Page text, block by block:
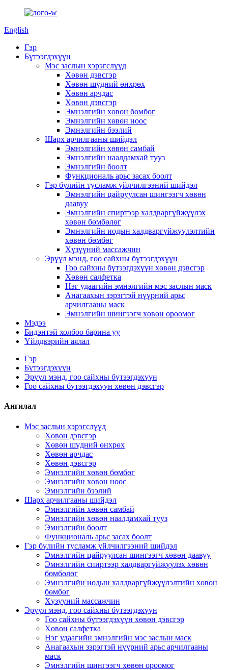
English
Гэр
Бүтээгдэхүүн
Мэс заслын хэрэгслүүд
Хөвөн дэвсгэр
Хөвөн шүдний өнхрөх
Хөвөн арчдас
Хөвөн дэвсгэр
Эмнэлгийн хөвөн бөмбөг
Эмнэлгийн хөвөн ноос
Эмнэлгийн бээлий
Шарх арчилгааны шийдэл
Эмнэлгийн хөвөн самбай
Эмнэлгийн наалдамхай тууз
Эмнэлгийн боолт
Функциональ арьс засах боолт
Гэр бүлийн тусламж үйлчилгээний шийдэл
Эмнэлгийн цайруулсан шингээгч хөвөн
даавуу
Эмнэлгийн спиртээр халдваргүйжүүлэх
хөвөн бөмбөлөг
Эмнэлгийн иодын халдваргүйжүүлэлтийн
хөвөн бөмбөг
Хүзүүний массажчин
Эрүүл мэнд, гоо сайхны бүтээгдэхүүн
Гоо сайхны бүтээгдэхүүн хөвөн дэвсгэр
Хөвөн салфетка
Нэг удаагийн эмнэлгийн мэс заслын маск
Анагаахын зэрэгтэй нүүрний арьс
арчилгааны маск
Эмнэлгийн шингээгч хөвөн ороомог
Мэдээ
Бидэнтэй холбоо барина уу
Үйлдвэрийн аялал
Гэр
Бүтээгдэхүүн
Эрүүл мэнд, гоо сайхны бүтээгдэхүүн
Гоо сайхны бүтээгдэхүүн хөвөн дэвсгэр
Ангилал
Мэс заслын хэрэгслүүд
Хөвөн дэвсгэр
Хөвөн шүдний өнхрөх
Хөвөн арчдас
Хөвөн дэвсгэр
Эмнэлгийн хөвөн бөмбөг
Эмнэлгийн хөвөн ноос
Эмнэлгийн бээлий
Шарх арчилгааны шийдэл
Эмнэлгийн хөвөн самбай
Эмнэлгийн хөвөн наалдамхай тууз
Эмнэлгийн боолт
Функциональ арьс засах боолт
Гэр бүлийн тусламж үйлчилгээний шийдэл
Эмнэлгийн цайруулсан шингээгч хөвөн даавуу
Эмнэлгийн спиртээр халдваргүйжүүлэх хөвөн
бөмбөлөг
Эмнэлгийн иодын халдваргүйжүүлэлтийн хөвөн
бөмбөг
Хүзүүний массажчин
Эрүүл мэнд, гоо сайхны бүтээгдэхүүн
Гоо сайхны бүтээгдэхүүн хөвөн дэвсгэр
Хөвөн салфетка
Нэг удаагийн эмнэлгийн мэс заслын маск
Анагаахын зэрэгтэй нүүрний арьс арчилгааны
маск
Эмнэлгийн шингээгч хөвөн ороомог